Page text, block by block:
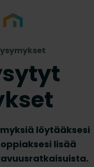
löytääksesi
lisää